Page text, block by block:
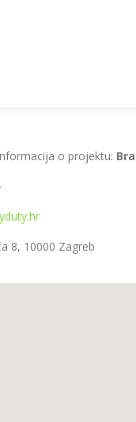
o projektu:
8, 10000 Zagreb